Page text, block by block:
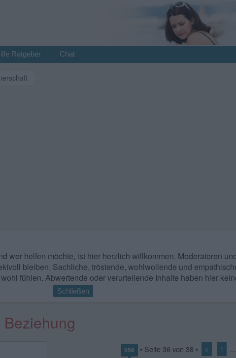
Ratgeber Chat
wer helfen möchte, ist hier herzlich willkommen. Moderatoren
bleiben. Sachliche, tröstende, wohlwollende und
fühlen. Abwertende oder verurteilende Inhalte haben hier
Schließen
556 • Seite 36 von 38 • < 1